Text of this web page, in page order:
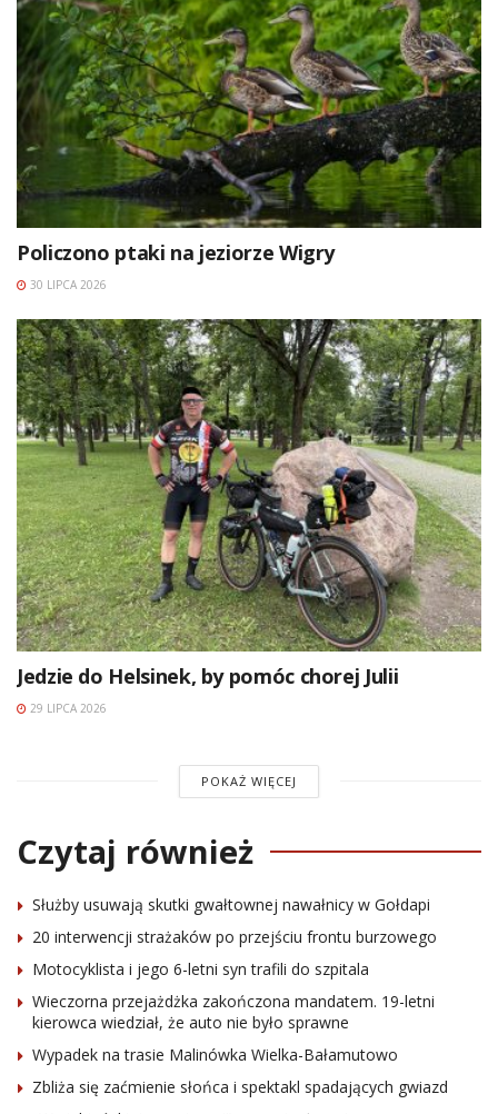
Policzono ptaki na jeziorze Wigry
30 LIPCA 2026
Jedzie do Helsinek, by pomóc chorej Julii
29 LIPCA 2026
POKAŻ WIĘCEJ
Czytaj również
Służby usuwają skutki gwałtownej nawałnicy w Gołdapi
20 interwencji strażaków po przejściu frontu burzowego
Motocyklista i jego 6-letni syn trafili do szpitala
Wieczorna przejażdżka zakończona mandatem. 19-letni
kierowca wiedział, że auto nie było sprawne
Wypadek na trasie Malinówka Wielka-Bałamutowo
Zbliża się zaćmienie słońca i spektakl spadających gwiazd